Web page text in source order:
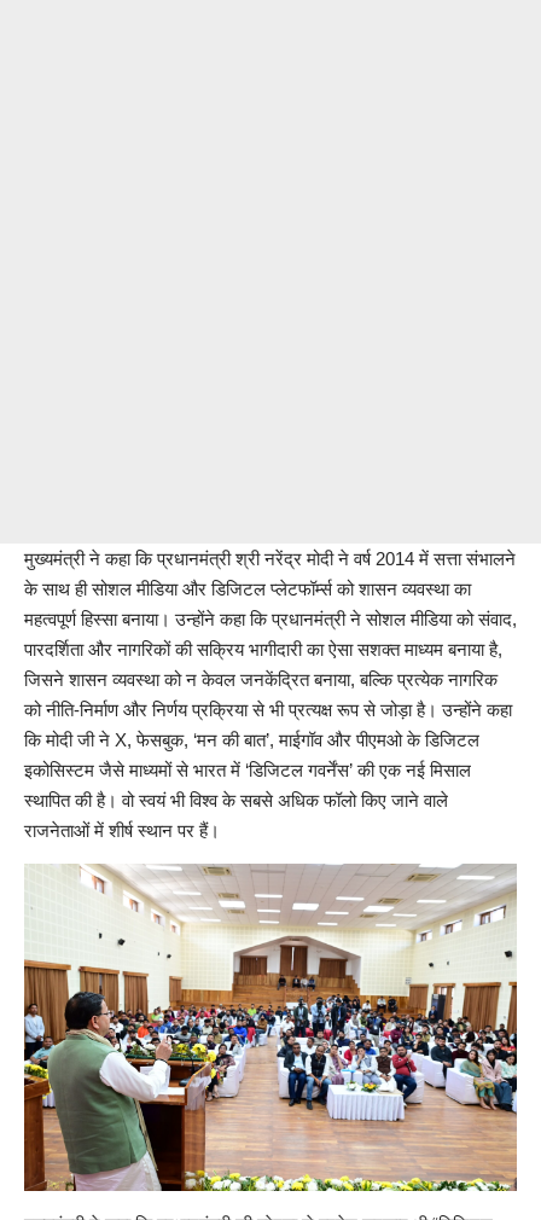
मुख्यमंत्री ने कहा कि प्रधानमंत्री श्री नरेंद्र मोदी ने वर्ष 2014 में सत्ता संभालने
के साथ ही सोशल मीडिया और डिजिटल प्लेटफॉर्म्स को शासन व्यवस्था का
महत्वपूर्ण हिस्सा बनाया। उन्होंने कहा कि प्रधानमंत्री ने सोशल मीडिया को संवाद,
पारदर्शिता और नागरिकों की सक्रिय भागीदारी का ऐसा सशक्त माध्यम बनाया है,
जिसने शासन व्यवस्था को न केवल जनकेंद्रित बनाया, बल्कि प्रत्येक नागरिक
को नीति-निर्माण और निर्णय प्रक्रिया से भी प्रत्यक्ष रूप से जोड़ा है। उन्होंने कहा
कि मोदी जी ने X, फेसबुक, ‘मन की बात’, माईगॉव और पीएमओ के डिजिटल
इकोसिस्टम जैसे माध्यमों से भारत में ‘डिजिटल गवर्नेंस’ की एक नई मिसाल
स्थापित की है। वो स्वयं भी विश्व के सबसे अधिक फॉलो किए जाने वाले
राजनेताओं में शीर्ष स्थान पर हैं।